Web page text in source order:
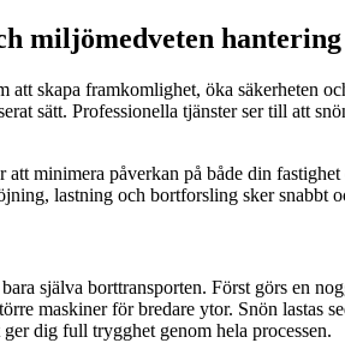
miljömedveten hantering
skapa framkomlighet, öka säkerheten
sätt. Professionella tjänster ser till att
minimera påverkan på både din
lastning och bortforsling sker
själva borttransporten. Först görs en
maskiner för bredare ytor. Snön lastas
dig full trygghet genom hela processen.